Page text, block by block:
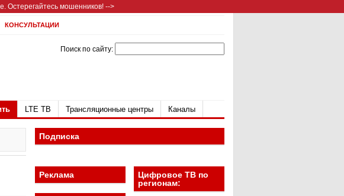
Остерегайтесь мошенников! -->
КОНСУЛЬТАЦИИ
Поиск по сайту:
LTE ТВ Трансляционные центры Каналы
Подписка
Реклама
Цифровое ТВ по
регионам: